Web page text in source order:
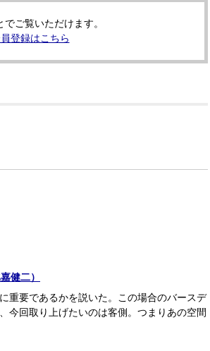
ご覧いただけます。
登録はこちら
健二）
重要であるかを説いた。この場合のバースデ
今回取り上げたいのは客側。つまりあの空間